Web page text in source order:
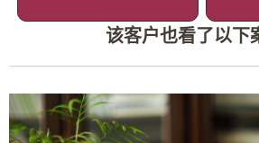
该客户也看了以下